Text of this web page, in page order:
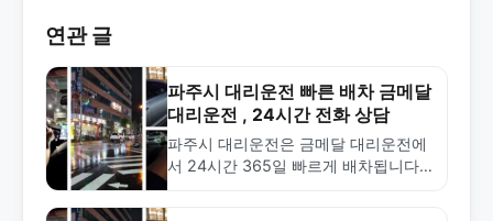
연관 글
파주시 대리운전 빠른 배차 금메달
대리운전 , 24시간 전화 상담
파주시 대리운전은 금메달 대리운전에
서 24시간 365일 빠르게 배차됩니다.